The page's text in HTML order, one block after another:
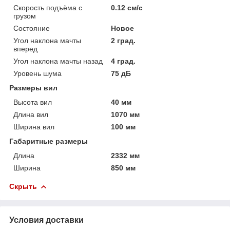
Скорость подъёма с
грузом
0.12 см/с
Состояние
Новое
Угол наклона мачты
вперед
2 град.
Угол наклона мачты назад
4 град.
Уровень шума
75 дБ
Размеры вил
Высота вил
40 мм
Длина вил
1070 мм
Ширина вил
100 мм
Габаритные размеры
Длина
2332 мм
Ширина
850 мм
Скрыть
Условия доставки